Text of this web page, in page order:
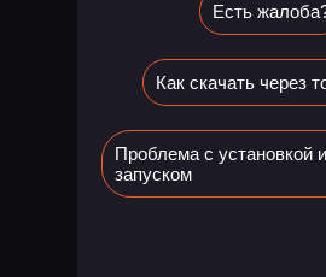
Есть
Как скачать через
Проблема с установкой
запуском